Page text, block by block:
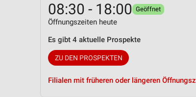
08:30 - 18:00 Geöffnet
Öffnungszeiten heute
Es gibt 4 aktuelle Prospekte
ZU DEN PROSPEKTEN
Filialen mit früheren oder längeren